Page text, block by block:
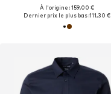
À l'origine : 159,00 €
Dernier prix le plus bas :111,30 €